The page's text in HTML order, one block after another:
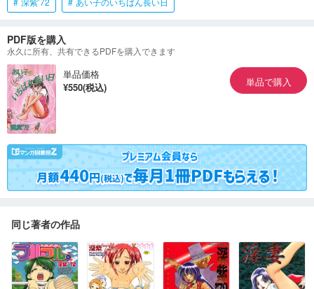
PDF版を購入
永久に所有、共有できるPDFを購入できます
単品価格
¥550(税込)
単品で購入
同じ著者の作品